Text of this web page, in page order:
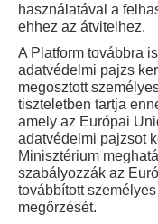
használatával a
ehhez az átvitelhez.
A Platform továbbra
adatvédelmi pajzs
megosztott
tiszteletben tartja
amely az Európai
adatvédelmi pajzsot
Minisztérium
szabályozzák az
továbbított
megőrzését.